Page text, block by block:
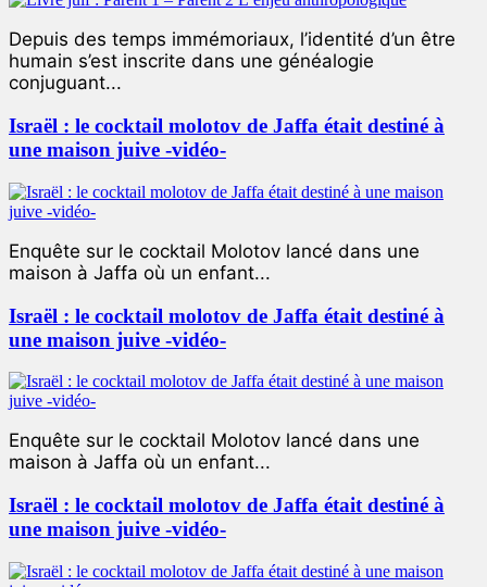
Depuis des temps immémoriaux, l’identité d’un être
humain s’est inscrite dans une généalogie
conjuguant...
Israël : le cocktail molotov de Jaffa était destiné à
une maison juive -vidéo-
Enquête sur le cocktail Molotov lancé dans une
maison à Jaffa où un enfant...
Israël : le cocktail molotov de Jaffa était destiné à
une maison juive -vidéo-
Enquête sur le cocktail Molotov lancé dans une
maison à Jaffa où un enfant...
Israël : le cocktail molotov de Jaffa était destiné à
une maison juive -vidéo-